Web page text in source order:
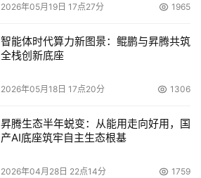
2026年05月19日 17点27分 1965
智能体时代算力新图景：鲲鹏与昇腾共筑
全栈创新底座
2026年05月18日 17点20分 1306
昇腾生态半年蜕变：从能用走向好用，国
产AI底座筑牢自主生态根基
2026年04月28日 22点14分 1759